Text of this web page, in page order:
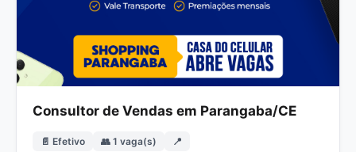
Consultor de Vendas em Parangaba/CE
📄 Efetivo 👥 1 vaga(s) 📍